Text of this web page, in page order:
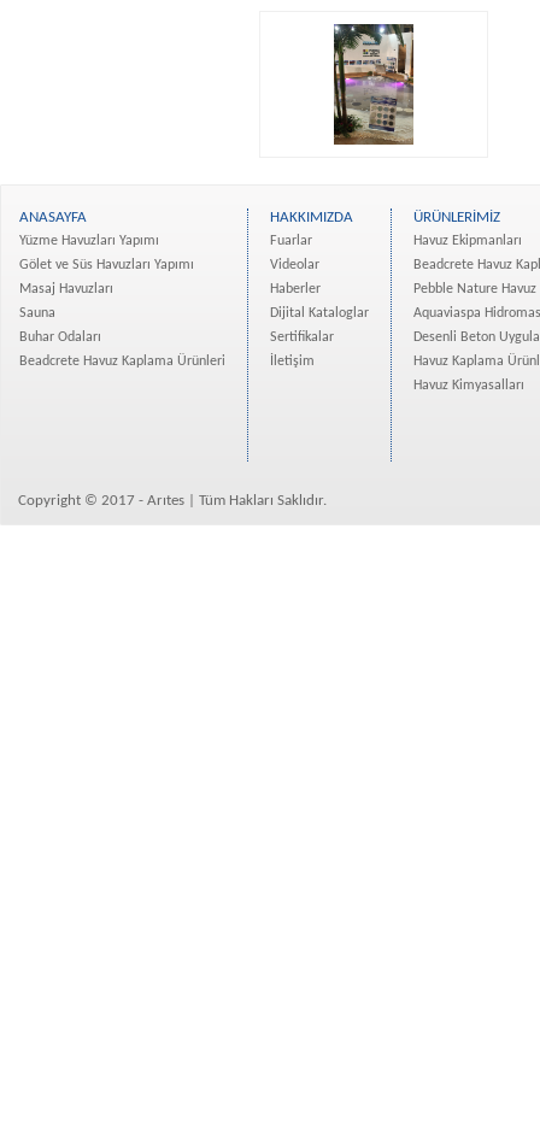
ANASAYFA
Yüzme Havuzları Yapımı
Gölet ve Süs Havuzları Yapımı
Masaj Havuzları
Sauna
Buhar Odaları
Beadcrete Havuz Kaplama Ürünleri
HAKKIMIZDA
Fuarlar
Videolar
Haberler
Dijital Kataloglar
Sertifikalar
İletişim
ÜRÜNLERİMİZ
Havuz Ekipmanları
Beadcrete Havuz
Pebble Nature
Aquaviaspa
Desenli Beton
Havuz Kaplama
Havuz Kimyasalları
Copyright © 2017 - Arıtes | Tüm Hakları Saklıdır.